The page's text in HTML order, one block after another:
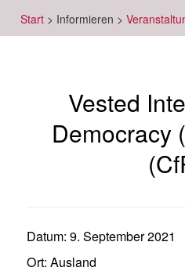
Start > Informieren >
Vested
Democracy
Datum: 9. September 2021
Ort: Ausland